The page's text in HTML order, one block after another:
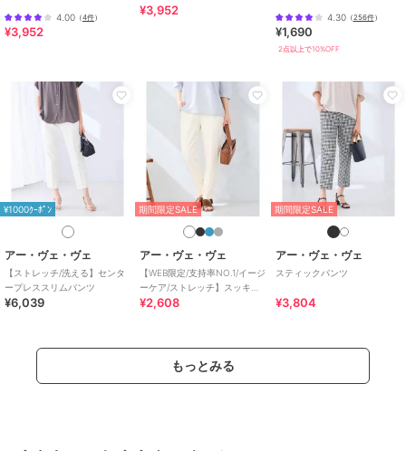
商品カテゴリ すべてのパンツ
カラー
ブラック、ネイビー、ベージュ、
ダークグレー
ネイビー/ベージュ/ダークグレー/
ブラック：レーヨン 75% ナイロン
22% ポリウレタン 3%
商品のお取り扱い方法
4.00 （4件）
¥3,952
¥3,952 4.30（256件）
¥1,690
2点以上で10%OFF
¥1000ｸｰﾎﾟﾝ
アー・ヴェ・ヴェ
【ストレッチ/洗える】センタ
ープレススリムパンツ
¥6,039
期間限定SALE
アー・ヴェ・ヴェ
【WEB限定/支持率NO.1/イージ
ーケア/ストレッチ】スッキリ
見えテーパードパンツ
¥2,608
期間限定SALE
アー・ヴェ・ヴェ
スティックパンツ
¥3,804
もっとみる